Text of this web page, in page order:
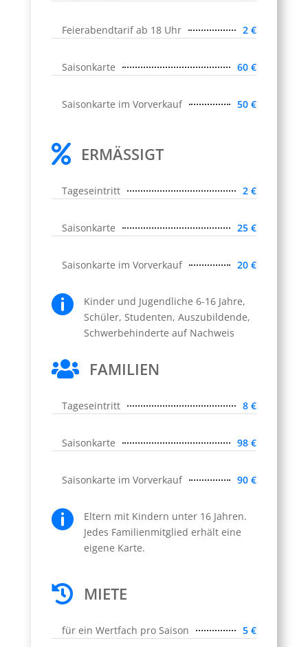
Feierabendtarif ab 18 Uhr 2 €
Saisonkarte 60 €
Saisonkarte im Vorverkauf 50 €
 ERMÄSSIGT
Tageseintritt 2 €
Saisonkarte 25 €
Saisonkarte im Vorverkauf 20 €

Kinder und Jugendliche 6-16 Jahre,
Schüler, Studenten, Auszubildende,
Schwerbehinderte auf Nachweis
 FAMILIEN
Tageseintritt 8 €
Saisonkarte 98 €
Saisonkarte im Vorverkauf 90 €

Eltern mit Kindern unter 16 Jahren.
Jedes Familienmitglied erhält eine
eigene Karte.
 MIETE
für ein Wertfach pro Saison 5 €